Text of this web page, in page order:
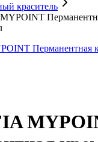
краситель